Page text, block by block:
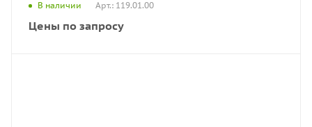
В наличии Арт.: 119.01.00
Цены по запросу